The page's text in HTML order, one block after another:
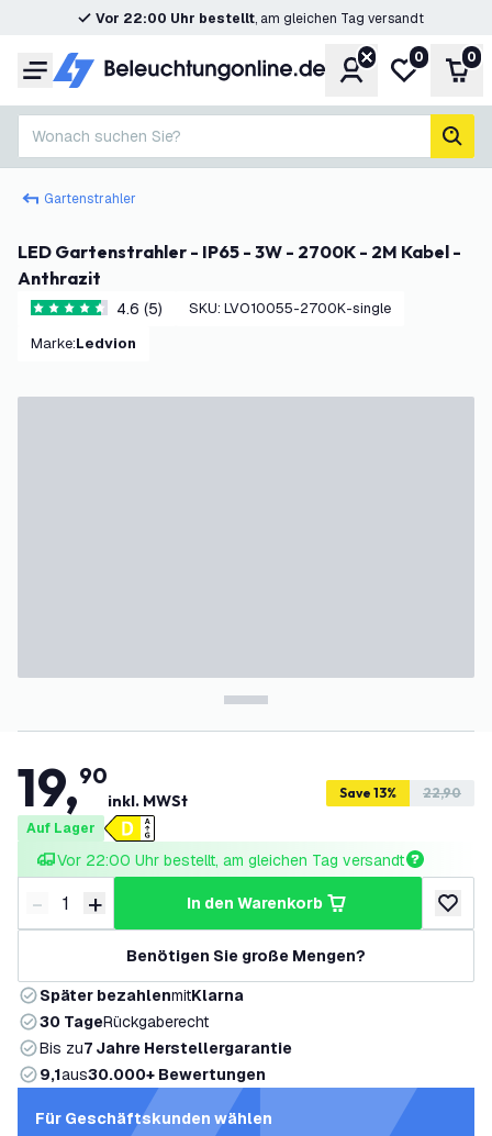
Vor 22:00 Uhr bestellt, am gleichen Tag versandt
Menü KontoMeine
0 0
Wonach suchen Sie?
Gartenstrahler
LED Gartenstrahler - IP65 - 3W - 2700K - 2M Kabel -
Anthrazit
4.6 Bewertungssterne
4.6 (5) SKU: LVO10055-2700K-single
Marke: Ledvion
19,90
inkl. MWSt Save 13% 22,90
Auf Lager
Vor 22:00 Uhr bestellt, am gleichen Tag versandt
Menge verringern
- Menge erhöhen
+ in den Warenkorb
zur
Benötigen Sie große Mengen?
Später bezahlenmitKlarna
30 TageRückgaberecht
Bis zu7 Jahre Herstellergarantie
9,1aus30.000+ Bewertungen
Für Geschäftskunden wählen